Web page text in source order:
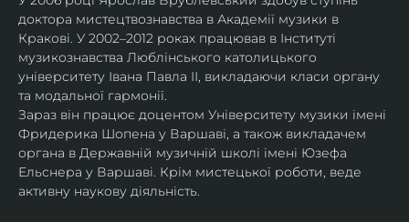
доктора мистецтвознавства в Академії музики в
Кракові. У 2002–2012 роках працював в Інституті
музикознавства Люблінського католицького
університету Івана Павла ІІ, викладаючи класи органу
та модальної гармонії.
Зараз він працює доцентом Університету музики імені
Фридерика Шопена у Варшаві, а також викладачем
органа в Державній музичній школі імені Юзефа
Ельснера у Варшаві. Крім мистецької роботи, веде
активну наукову діяльність.